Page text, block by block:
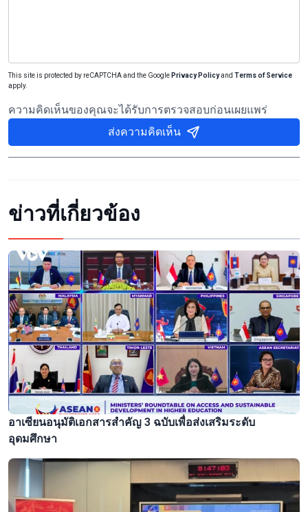
This site is protected by reCAPTCHA and the Google Privacy Policyand Terms of Service
apply.
ความคิดเห็นของคุณจะได้รับการตรวจสอบก่อนเผยแพร่
ส่งความคิดเห็น
ข่าวที่เกี่ยวข้อง
อาเซียนอนุมัติเอกสารสำคัญ 3 ฉบับเพื่อส่งเสริมระดับ
อุดมศึกษา